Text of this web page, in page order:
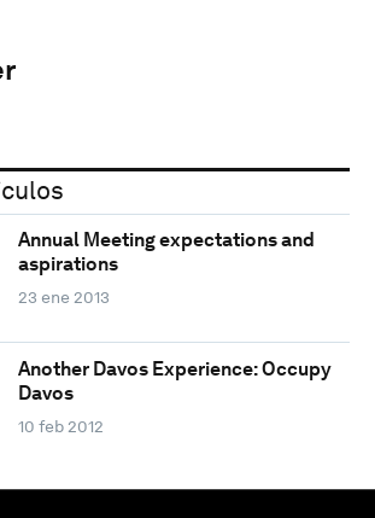
Annual Meeting expectations and
aspirations
23 ene 2013
Another Davos Experience: Occupy
Davos
10 feb 2012